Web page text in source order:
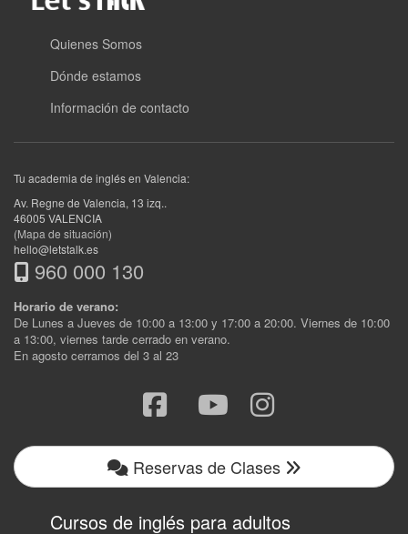
Quienes Somos
Dónde estamos
Información de contacto
Tu academia de inglés en Valencia:
Av. Regne de Valencia, 13 izq..
46005 VALENCIA
(Mapa de situación)
hello@letstalk.es
960 000 130
Horario de verano:
De Lunes a Jueves de 10:00 a 13:00 y 17:00 a 20:00. Viernes de 10:00
a 13:00, viernes tarde cerrado en verano.
En agosto cerramos del 3 al 23
Reservas de Clases
Cursos de inglés para adultos